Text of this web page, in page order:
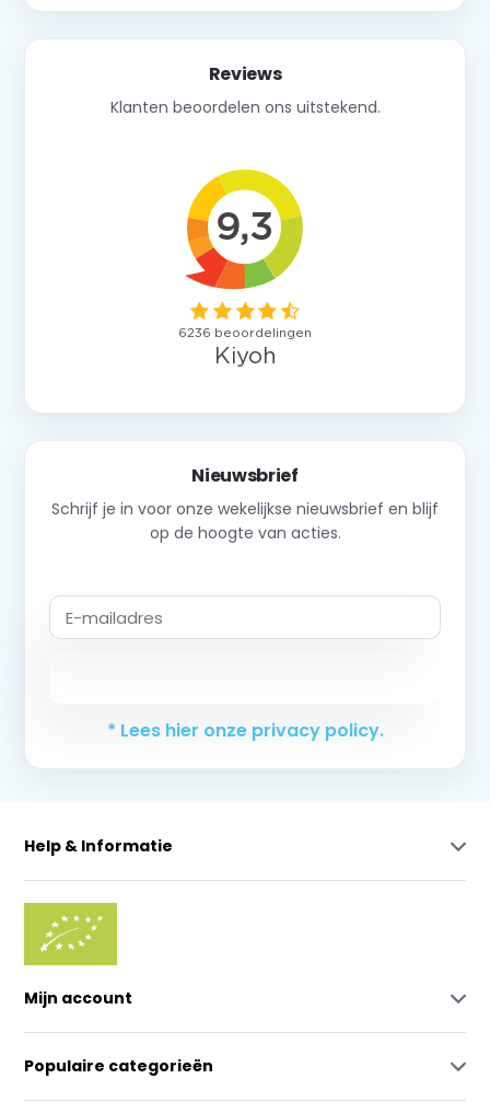
Reviews
Klanten beoordelen ons uitstekend.
Nieuwsbrief
Schrijf je in voor onze wekelijkse nieuwsbrief en blijf
op de hoogte van acties.
* Lees hier onze privacy policy.
Help & Informatie
Mijn account
Populaire categorieën